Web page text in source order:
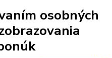
osobných